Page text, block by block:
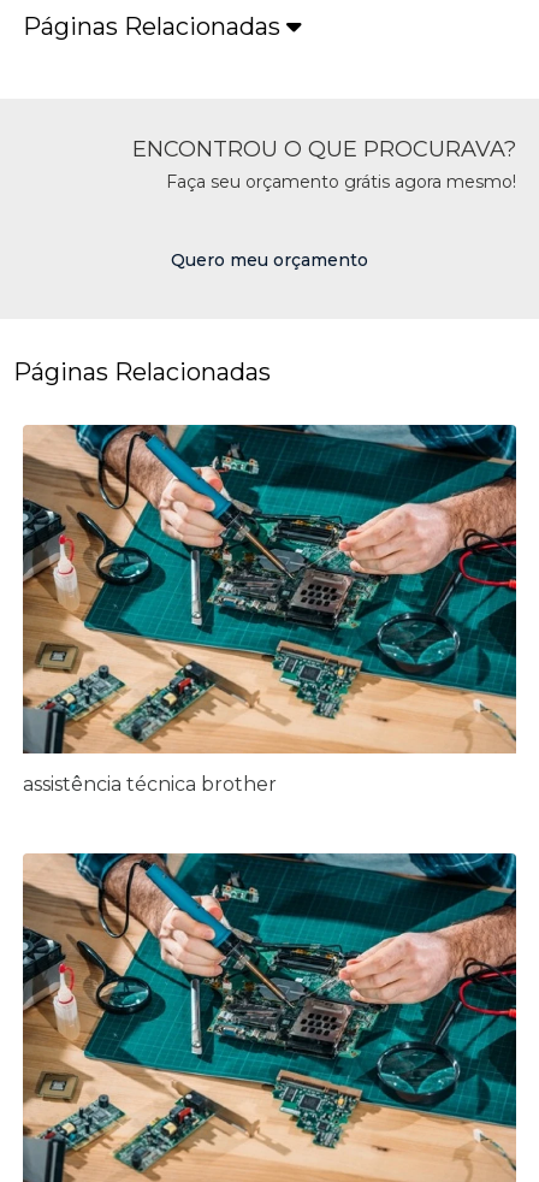
Páginas Relacionadas
ENCONTROU O QUE PROCURAVA?
Faça seu orçamento grátis agora mesmo!
Quero meu orçamento
Páginas Relacionadas
assistência técnica brother